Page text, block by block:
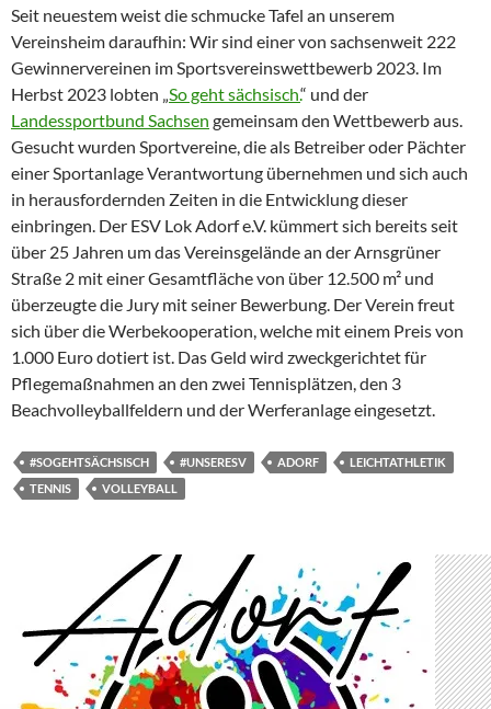
Seit neuestem weist die schmucke Tafel an unserem
Vereinsheim daraufhin: Wir sind einer von sachsenweit 222
Gewinnervereinen im Sportsvereinswettbewerb 2023. Im
Herbst 2023 lobten „So geht sächsisch.“ und der
Landessportbund Sachsen gemeinsam den Wettbewerb aus.
Gesucht wurden Sportvereine, die als Betreiber oder Pächter
einer Sportanlage Verantwortung übernehmen und sich auch
in herausfordernden Zeiten in die Entwicklung dieser
einbringen. Der ESV Lok Adorf e.V. kümmert sich bereits seit
über 25 Jahren um das Vereinsgelände an der Arnsgrüner
Straße 2 mit einer Gesamtfläche von über 12.500 m² und
überzeugte die Jury mit seiner Bewerbung. Der Verein freut
sich über die Werbekooperation, welche mit einem Preis von
1.000 Euro dotiert ist. Das Geld wird zweckgerichtet für
Pflegemaßnahmen an den zwei Tennisplätzen, den 3
Beachvolleyballfeldern und der Werferanlage eingesetzt.
#SOGEHTSÄCHSISCH #UNSERESV ADORF
LEICHTATHLETIK
TENNIS
VOLLEYBALL